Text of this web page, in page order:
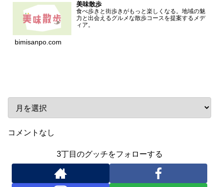
美味散歩
食べ歩きと街歩きがもっと楽しくなる。地域の魅
力と出会えるグルメな散歩コースを提案するメデ
ィア。
bimisanpo.com
コメントなし
3丁目のグッチをフォローする